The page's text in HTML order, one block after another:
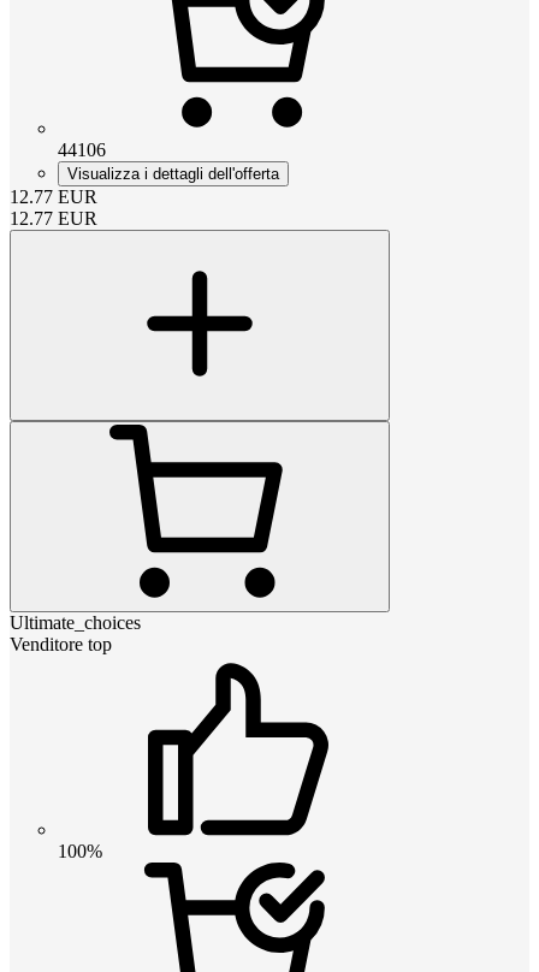
44106
Visualizza i dettagli dell'offerta
12.77 EUR
12.77 EUR
Ultimate_choices
Venditore top
100%